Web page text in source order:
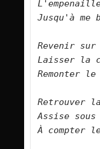
Jusqu'à me
Revenir
Laisser la
Retrouver
Assise
À compter